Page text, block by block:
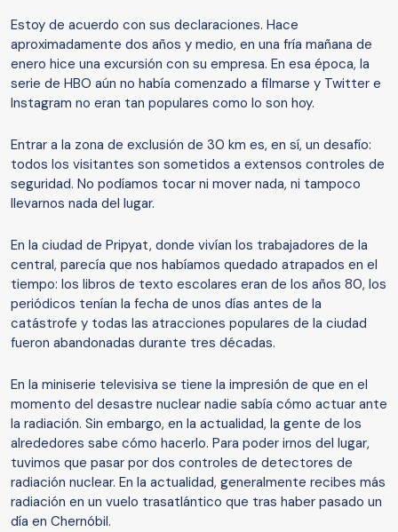
Estoy de acuerdo con sus declaraciones. Hace
aproximadamente dos años y medio, en una fría mañana de
enero hice una excursión con su empresa. En esa época, la
serie de HBO aún no había comenzado a filmarse y Twitter e
Instagram no eran tan populares como lo son hoy.
Entrar a la zona de exclusión de 30 km es, en sí, un desafío:
todos los visitantes son sometidos a extensos controles de
seguridad. No podíamos tocar ni mover nada, ni tampoco
llevarnos nada del lugar.
En la ciudad de Pripyat, donde vivían los trabajadores de la
central, parecía que nos habíamos quedado atrapados en el
tiempo: los libros de texto escolares eran de los años 80, los
periódicos tenían la fecha de unos días antes de la
catástrofe y todas las atracciones populares de la ciudad
fueron abandonadas durante tres décadas.
En la miniserie televisiva se tiene la impresión de que en el
momento del desastre nuclear nadie sabía cómo actuar ante
la radiación. Sin embargo, en la actualidad, la gente de los
alrededores sabe cómo hacerlo. Para poder irnos del lugar,
tuvimos que pasar por dos controles de detectores de
radiación nuclear. En la actualidad, generalmente recibes más
radiación en un vuelo trasatlántico que tras haber pasado un
día en Chernóbil.